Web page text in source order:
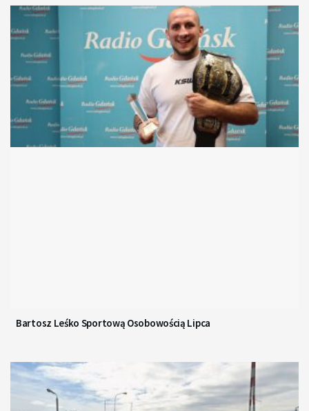
Bartosz Leśko Sportową Osobowością Lipca